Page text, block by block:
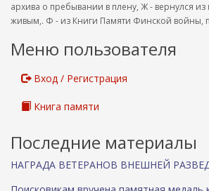
архива о пребывании в плену, Ж - вернулся
живым,. Ф - из Книги Памяти Финской войны,
Меню пользователя
Вход / Регистрация
Книга памяти
Последние материалы
НАГРАДА ВЕТЕРАНОВ ВНЕШНЕЙ